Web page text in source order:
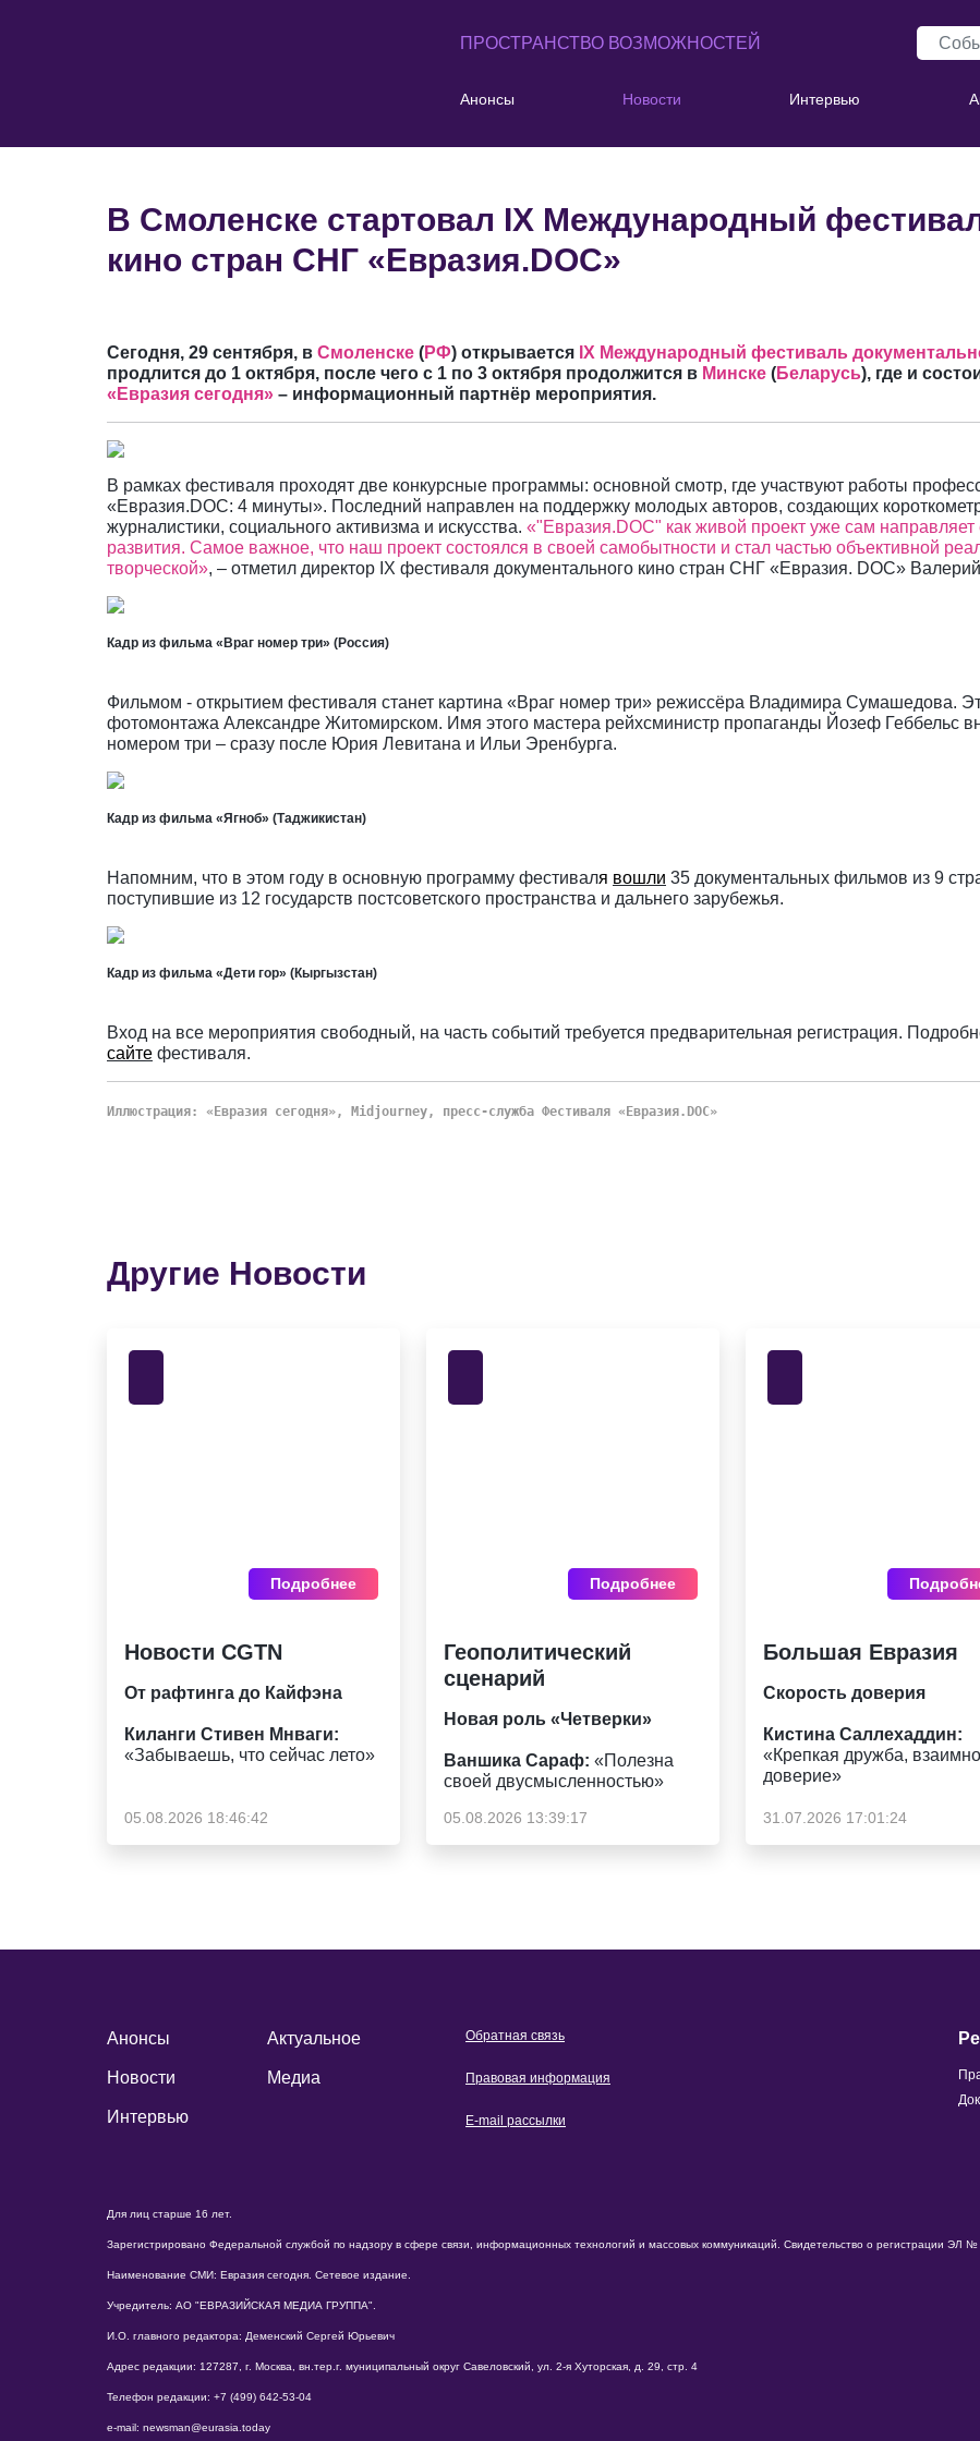
ПРОСТРАНСТВО ВОЗМОЖНОСТЕЙ
Анонсы Новости Интервью
В Смоленске стартовал IХ Международный
кино стран СНГ «Евразия.DOC»
Сегодня, 29 сентября, в Смоленске (РФ) открывается IX Международный фестиваль
продлится до 1 октября, после чего с 1 по 3 октября продолжится в Минске (Беларусь), где и
«Евразия сегодня» – информационный партнёр мероприятия.
В рамках фестиваля проходят две конкурсные программы: основной смотр, где участвуют работы
«Евразия.DOC: 4 минуты». Последний направлен на поддержку молодых авторов, создающих
журналистики, социального активизма и искусства. «"Евразия.DOC" как живой проект уже сам направляет
развития. Самое важное, что наш проект состоялся в своей самобытности и стал частью объективной
творческой», – отметил директор IX фестиваля документального кино стран СНГ «Евразия. DOC»
Кадр из фильма «Враг номер три» (Россия)
Фильмом - открытием фестиваля станет картина «Враг номер три» режиссёра Владимира Сумашедова.
фотомонтажа Александре Житомирском. Имя этого мастера рейхсминистр пропаганды Йозеф Геббельс
номером три – сразу после Юрия Левитана и Ильи Эренбурга.
Кадр из фильма «Ягноб» (Таджикистан)
Напомним, что в этом году в основную программу фестиваля вошли 35 документальных фильмов из 9
поступившие из 12 государств постсоветского пространства и дальнего зарубежья.
Кадр из фильма «Дети гор» (Кыргызстан)
Вход на все мероприятия свободный, на часть событий требуется предварительная регистрация.
сайте фестиваля.
Иллюстрация: «Евразия сегодня», Midjourney, пресс-служба Фестиваля «Евразия.DOC»
Другие Новости
Подробнее
Новости CGTN
От рафтинга до Кайфэна
Киланги Стивен Мнваги:
«Забываешь, что сейчас лето»
05.08.2026 18:46:42
Подробнее
Геополитический
сценарий
Новая роль «Четверки»
Ваншика Сараф: «Полезна
своей двусмысленностью»
05.08.2026 13:39:17
Большая Евразия
Скорость доверия
Кистина Саллехаддин:
«Крепкая дружба,
доверие»
31.07.2026 17:01:24
Анонсы
Новости
Интервью
Актуальное
Медиа
Обратная связь
Правовая информация
E-mail рассылки
Для лиц старше 16 лет.
Зарегистрировано Федеральной службой по надзору в сфере связи, информационных технологий и массовых коммуникаций. Свидетельство о регистрации ЭЛ
Наименование СМИ: Евразия сегодня. Сетевое издание.
Учредитель: АО "ЕВРАЗИЙСКАЯ МЕДИА ГРУППА".
И.О. главного редактора: Деменский Сергей Юрьевич
Адрес редакции: 127287, г. Москва, вн.тер.г. муниципальный округ Савеловский, ул. 2-я Хуторская, д. 29, стр. 4
Телефон редакции: +7 (499) 642-53-04
e-mail: newsman@eurasia.today